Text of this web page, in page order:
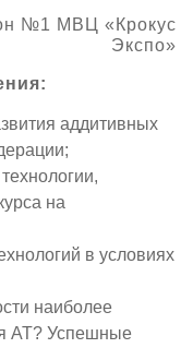
Экспо
№1 МВЦ «Крокус
Экспо»
аддитивных
на
в условиях
наиболее
АТ? Успешные